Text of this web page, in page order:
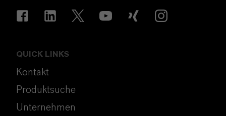
QUICK LINKS
Kontakt
Produktsuche
Unternehmen